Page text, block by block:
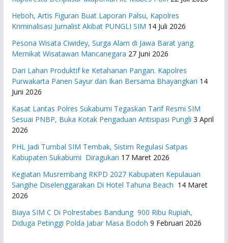
Heboh, Artis Figuran Buat Laporan Palsu, Kapolres
Kriminalisasi Jurnalist Akibat PUNGLI SIM 14 Juli 2026
Pesona Wisata Ciwidey, Surga Alam di Jawa Barat yang
Memikat Wisatawan Mancanegara 27 Juni 2026
Dari Lahan Produktif ke Ketahanan Pangan. Kapolres
Purwakarta Panen Sayur dan Ikan Bersama Bhayangkari 14
Juni 2026
Kasat Lantas Polres Sukabumi Tegaskan Tarif Resmi SIM
Sesuai PNBP, Buka Kotak Pengaduan Antisipasi Pungli 3 April
2026
PHL Jadi Tumbal SIM Tembak, Sistim Regulasi Satpas
Kabupaten Sukabumi Diragukan 17 Maret 2026
Kegiatan Musrembang RKPD 2027 ​Kabupaten Kepulauan
Sangihe Diselenggarakan Di Hotel Tahuna Beach 14 Maret
2026
Biaya SIM C Di Polrestabes Bandung 900 Ribu Rupiah,
Diduga Petinggi Polda Jabar Masa Bodoh 9 Februari 2026